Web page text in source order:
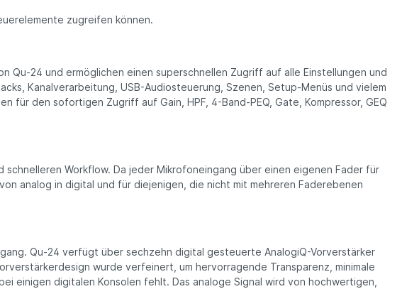
zugreifen können.
24 und ermöglichen einen superschnellen Zugriff auf alle Ein­stellungen und
Kanalverarbeitung, USB-Audiosteuerung, Szenen, Setup-Menüs und vielem
für den sofortigen Zugriff auf Gain, HPF, 4-Band-PEQ, Gate, Kompressor, GEQ
Workflow. Da jeder Mikrofoneingang über einen eigenen Fader für
analog in digital und für diejenigen, die nicht mit mehreren Faderebenen
Qu-24 verfügt über sechzehn digital gesteuerte AnalogiQ-Vor­verstärker
wurde verfeinert, um hervorragende Transparenz, minimale
einigen digitalen Konsolen fehlt. Das analoge Signal wird von hochwertigen,